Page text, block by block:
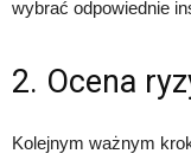
wybrać odpowiednie
2. Ocena
Kolejnym ważnym